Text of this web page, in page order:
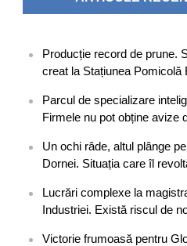
Producție record de prune.
creat la Stațiunea Pomicolă
Parcul de specializare
Firmele nu pot obține avize
Un ochi râde, altul plânge
Dornei. Situația care îl
Lucrări complexe la
Industriei. Există riscul de
Victorie frumoasă pentru